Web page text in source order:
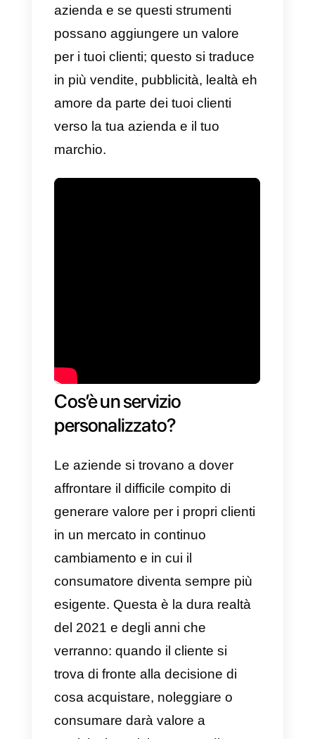
messaggistica e appche
possono aiutarti in questo
compito.
Ricorda che non tutti gli strumenti
che pretendono di essere
eccellenti nel servizio clienti, o di
scelta dei giusti strumenti.
Dovresti prima di tutto fare un
siano i vantaggi e gli svantaggi
dei suddetti servizi. Inoltre, sarai
tu a decidere di cosa ha
effettivamente bisogno la tua
azienda e se questi strumenti
possano aggiungere un valore
per i tuoi clienti; questo si traduce
in più vendite, pubblicità, lealtà
amore da parte dei tuoi clienti
verso la tua azienda e il tuo